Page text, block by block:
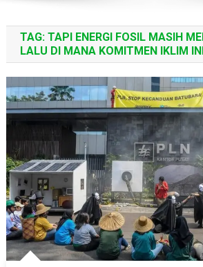
TAG: TAPI ENERGI FOSIL MASIH
LALU DI MANA KOMITMEN IKLIM